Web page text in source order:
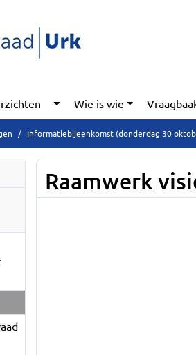
Wie is wie
Informatiebijeenkomst (donderdag 30
Raamwerk